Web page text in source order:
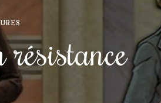
résistance